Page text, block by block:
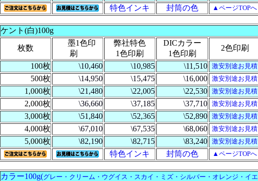
特色インキ 封筒の色 ▲ページTOPへ
ケント(白)100g
枚数
墨1色印
刷
弊社特色
1色印刷
DICカラー
1色印刷
2色印刷
100枚 \10,460 \10,985 \11,510 激安別途お見積
500枚 \14,950 \15,475 \16,000 激安別途お見積
1,000枚 \21,480 \22,005 \22,530 激安別途お見積
2,000枚 \36,660 \37,185 \37,710 激安別途お見積
3,000枚 \51,840 \52,365 \52,890 激安別途お見積
4,000枚 \67,010 \67,535 \68,060 激安別途お見積
5,000枚 \82,190 \82,715 \83,240 激安別途お見積
特色インキ 封筒の色 ▲ページTOPへ
カラー100g(グレー・クリーム・ウグイス・スカイ・ミズ・シルバー・オレンジ・イエ